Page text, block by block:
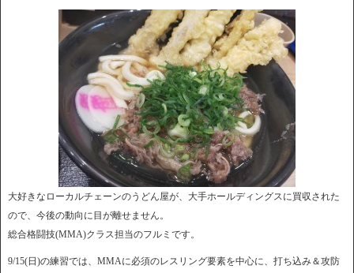
大好きなローカルチェーンのうどん屋が、大手ホールディングスに買収された
ので、今後の動向に目が離せません。
総合格闘技(MMA)クラス担当のフルミです。
9/15(日)の練習では、MMAに必須のレスリング要素を中心に、打ち込み＆攻防